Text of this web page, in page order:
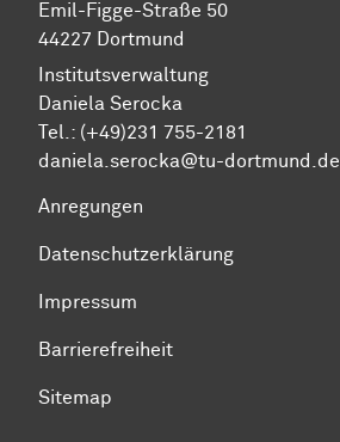
Emil-Figge-Straße 50
44227 Dortmund
Institutsverwaltung
Daniela Serocka
Tel.: (+49)231 755-2181
​​​​​​​daniela.serocka@tu-dortmund.de
Anregungen
Datenschutzerklärung
Impressum
Barrierefreiheit
Sitemap